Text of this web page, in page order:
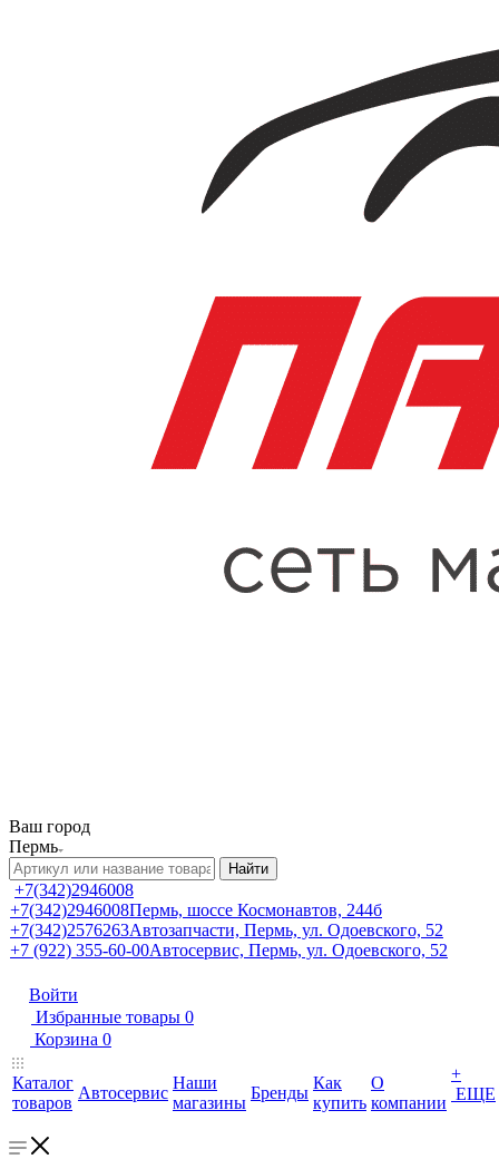
Ваш город
Пермь
Найти
+7(342)2946008
+7(342)2946008Пермь, шоссе Космонавтов, 244б
+7(342)2576263Автозапчасти, Пермь, ул. Одоевского, 52
+7 (922) 355-60-00Автосервис, Пермь, ул. Одоевского, 52
Войти
Избранные товары 0
Корзина 0
Каталог
товаров
Автосервис
Наши
магазины
Бренды
Как
купить
О
компании
+
ЕЩЕ